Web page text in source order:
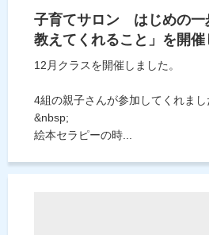
子育てサロン はじめの
教えてくれること」を開催
12月クラスを開催しました。
4組の親子さんが参加してくれまし
&nbsp;
絵本セラピーの時...